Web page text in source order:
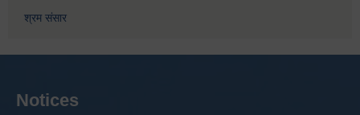
श्रम संसार
Notices